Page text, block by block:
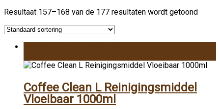
Resultaat 157–168 van de 177 resultaten wordt getoond
Coffee Clean L Reinigingsmiddel
Vloeibaar 1000ml